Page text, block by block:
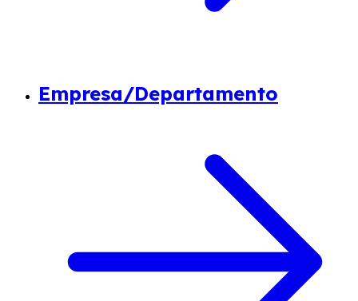
Empresa/Departamento